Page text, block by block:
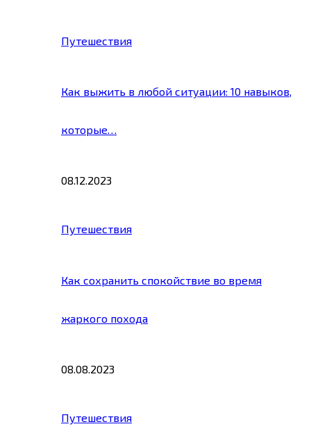
Путешествия
Как выжить в любой ситуации: 10 навыков,
которые…
08.12.2023
Путешествия
Как сохранить спокойствие во время
жаркого похода
08.08.2023
Путешествия